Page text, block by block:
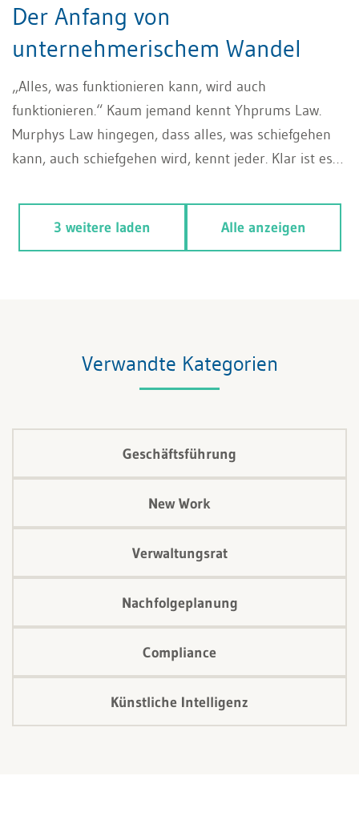
Der Anfang von
unternehmerischem Wandel
„Alles, was funktionieren kann, wird auch
funktionieren.“ Kaum jemand kennt Yhprums Law.
Murphys Law hingegen, dass alles, was schiefgehen
kann, auch schiefgehen wird, kennt jeder. Klar ist es
Totalpessimismus bringt nichts und niemanden
weiter. Wer die Trends der Zukunft mit
Zukunftsoptimismus versteht und sie wachsam
3 weitere laden Alle anzeigen
Verwandte Kategorien
Geschäftsführung
New Work
Verwaltungsrat
Nachfolgeplanung
Compliance
Künstliche Intelligenz